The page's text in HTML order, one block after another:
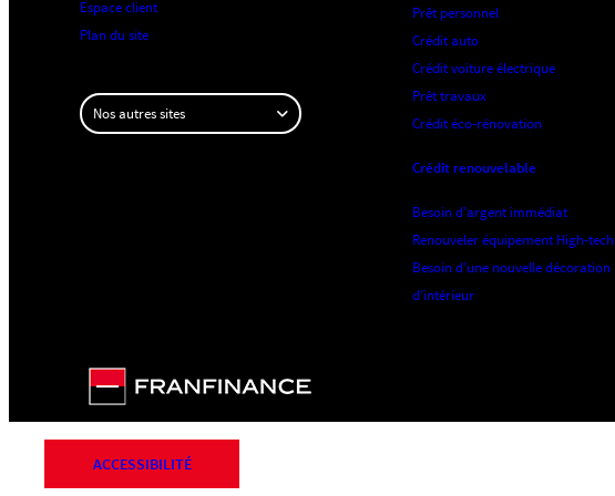
souscrire
renouvelable
avec
desouscrire
un
renouvelableavec
un
co-
Espace client
Plan du site
Nos autres sites
Prêt personnel
Crédit auto
Crédit voiture électrique
Prêt travaux
Crédit éco-rénovation
Crédit renouvelable
Besoin d’argent immédiat
Renouveler équipement High-tech
Besoin d’une nouvelle décoration
d’intérieur
ACCESSIBILITÉ